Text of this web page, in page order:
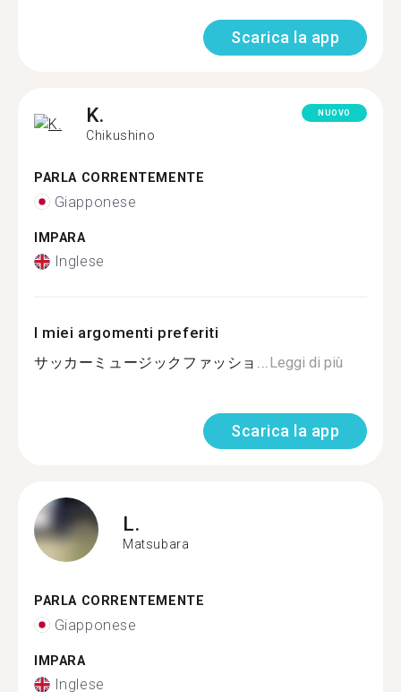
Scarica la app
K.
Chikushino
NUOVO
PARLA CORRENTEMENTE
Giapponese
IMPARA
Inglese
I miei argomenti preferiti
サッカーミュージックファッショ...Leggi di più
Scarica la app
L.
Matsubara
PARLA CORRENTEMENTE
Giapponese
IMPARA
Inglese